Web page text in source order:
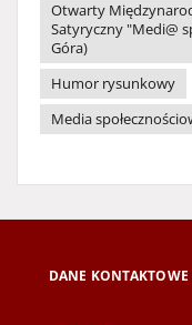
Otwarty
Satyryczny "Medi@
Góra)
Humor rysunkowy
Media
DANE KONTAKTOWE